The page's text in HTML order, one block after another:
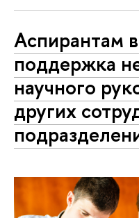
Аспирантам
поддержка
научного
других